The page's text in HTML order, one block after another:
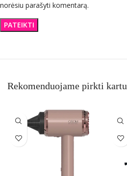
norėsiu parašyti komentarą.
Rekomenduojame pirkti kartu